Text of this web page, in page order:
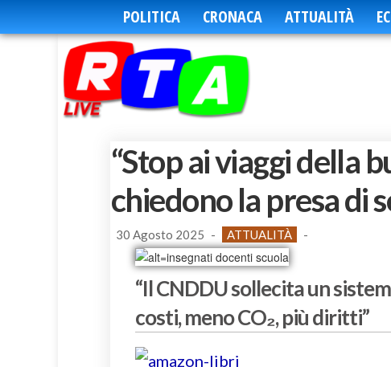
POLITICA CRONACA ATTUALITÀ
“Stop ai viaggi della
chiedono la presa di
30 Agosto 2025 - ATTUALITÀ -
“Il CNDDU sollecita un
costi, meno CO₂, più diritti”